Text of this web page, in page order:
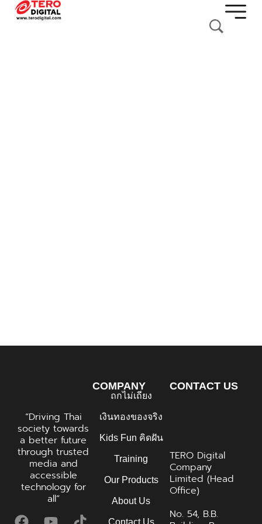
“Driving Thai
society towards
a better future
through trusted
media and
accessible
technology for
all”
COMPANY
ถกไม่เถียง
เงินทองของจริง
Kids Fun คิดฝัน
Training
Our Products
About Us
Contact Us
CONTACT US
TERO Digital
Company
Limited (Head
Office)
No. 54, B.B.